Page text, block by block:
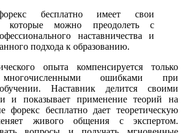
бесплатно имеет свои
которые можно преодолеть с
наставничества и
подхода к образованию.
опыта компенсируется только
ошибками при
Наставник делится своими
и показывает применение теорий на
форекс бесплатно дает теоретическую
живого общения с экспертом.